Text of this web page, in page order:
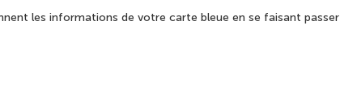
les informations de votre carte bleue en se faisant passer